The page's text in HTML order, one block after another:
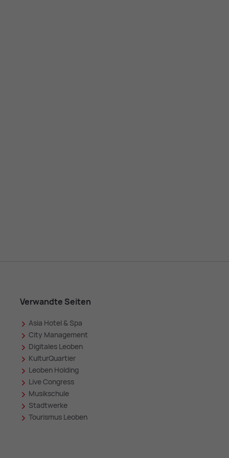
Verwandte Seiten
Asia Hotel & Spa
City Management
Digitales Leoben
KulturQuartier
Leoben Holding
Live Congress
Musikschule
Stadtwerke
Tourismus Leoben